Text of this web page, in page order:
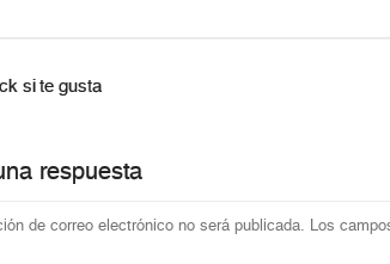
si te gusta
respuesta
de correo electrónico no será publicada. Los